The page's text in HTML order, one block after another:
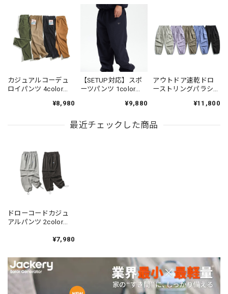
カジュアルコーデュ
ロイパンツ 4color
¥8,980
【SETUP対応】スポ
ーツパンツ 1color
¥9,880
アウトドア速乾ドロ
ーストリングパラシ
¥11,800
最近チェックした商品
ドローコードカジュ
アルパンツ 2color
¥7,980